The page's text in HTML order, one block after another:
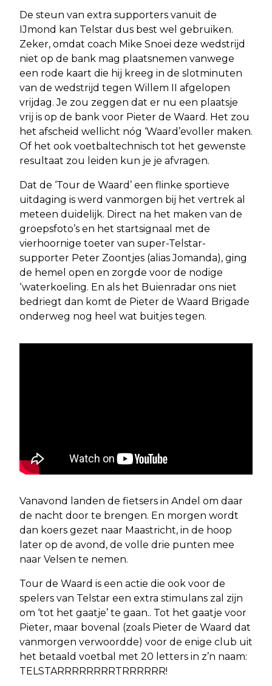
De steun van extra supporters vanuit de
IJmond kan Telstar dus best wel gebruiken.
Zeker, omdat coach Mike Snoei deze wedstrijd
niet op de bank mag plaatsnemen vanwege
een rode kaart die hij kreeg in de slotminuten
van de wedstrijd tegen Willem II afgelopen
vrijdag. Je zou zeggen dat er nu een plaatsje
vrij is op de bank voor Pieter de Waard. Het zou
het afscheid wellicht nóg ‘Waard’evoller maken.
Of het ook voetbaltechnisch tot het gewenste
resultaat zou leiden kun je je afvragen.
Dat de ‘Tour de Waard’ een flinke sportieve
uitdaging is werd vanmorgen bij het vertrek al
meteen duidelijk. Direct na het maken van de
groepsfoto’s en het startsignaal met de
vierhoornige toeter van super-Telstar-
supporter Peter Zoontjes (alias Jomanda), ging
de hemel open en zorgde voor de nodige
‘waterkoeling. En als het Buienradar ons niet
bedriegt dan komt de Pieter de Waard Brigade
onderweg nog heel wat buitjes tegen.
Vanavond landen de fietsers in Andel om daar
de nacht door te brengen. En morgen wordt
dan koers gezet naar Maastricht, in de hoop
later op de avond, de volle drie punten mee
naar Velsen te nemen.
Tour de Waard is een actie die ook voor de
spelers van Telstar een extra stimulans zal zijn
om ‘tot het gaatje’ te gaan.. Tot het gaatje voor
Pieter, maar bovenal (zoals Pieter de Waard dat
vanmorgen verwoordde) voor de enige club uit
het betaald voetbal met 20 letters in z’n naam:
TELSTARRRRRRRRTRRRRRR!